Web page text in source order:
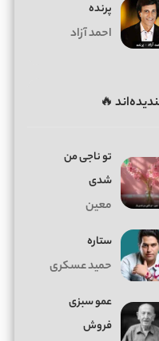
پرنده
احمد آزاد
🔥
تو ناجی من
شدی
معین
ستاره
حمید عسکری
عمو سبزی
فروش